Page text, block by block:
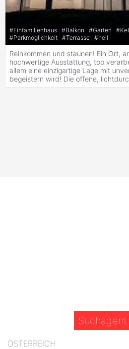
#Einfamilienhaus #Balkon #Garten #
#Parkmöglichkeit #Terrasse #hell
Reinkommen und staunen! Ein Ort,
hochwertige Ausstattung, top
allem eine einzigartige Lage mit
begeistern wird! Die offene,
Suchagent
ÖSTERREICH